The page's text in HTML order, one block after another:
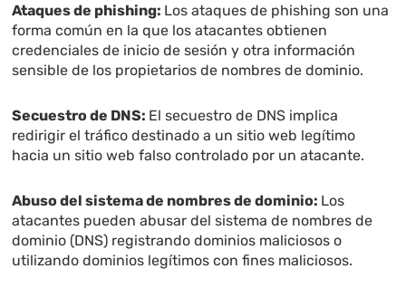
Ataques de phishing: Los ataques de phishing son una
forma común en la que los atacantes obtienen
credenciales de inicio de sesión y otra información
sensible de los propietarios de nombres de dominio.
Secuestro de DNS: El secuestro de DNS implica
redirigir el tráfico destinado a un sitio web legítimo
hacia un sitio web falso controlado por un atacante.
Abuso del sistema de nombres de dominio: Los
atacantes pueden abusar del sistema de nombres de
dominio (DNS) registrando dominios maliciosos o
utilizando dominios legítimos con fines maliciosos.